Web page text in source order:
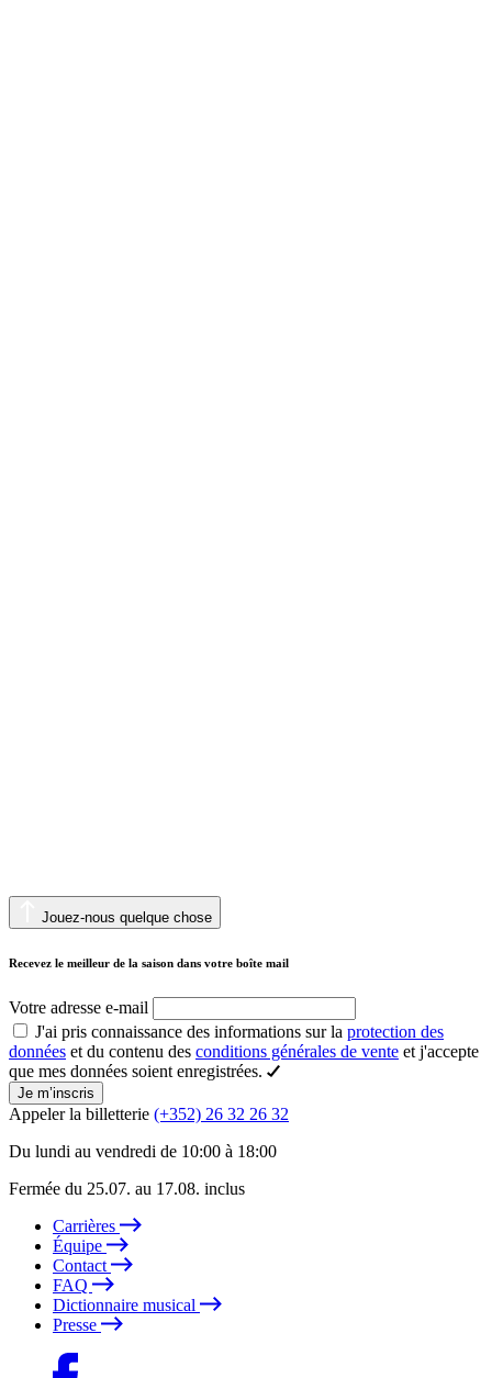
Jouez-nous quelque chose
Recevez le meilleur de la saison dans votre boîte mail
Votre adresse e-mail
J'ai pris connaissance des informations sur la protection des
données et du contenu des conditions générales de vente et j'accepte
que mes données soient enregistrées.
Je m’inscris
Appeler la billetterie (+352) 26 32 26 32
Du lundi au vendredi de 10:00 à 18:00
Fermée du 25.07. au 17.08. inclus
Carrières
Équipe
Contact
FAQ
Dictionnaire musical
Presse